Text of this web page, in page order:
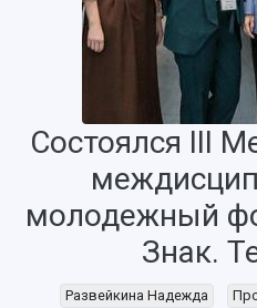
Состоялся III
молодежный
Знак.
Развейкина Надежда